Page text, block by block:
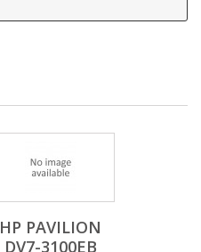
HP PAVILION
DV7-3100EB